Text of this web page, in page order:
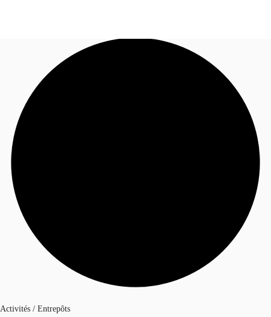
Blog
Données marchés
Appelez maintenant
Activités / Entrepôts